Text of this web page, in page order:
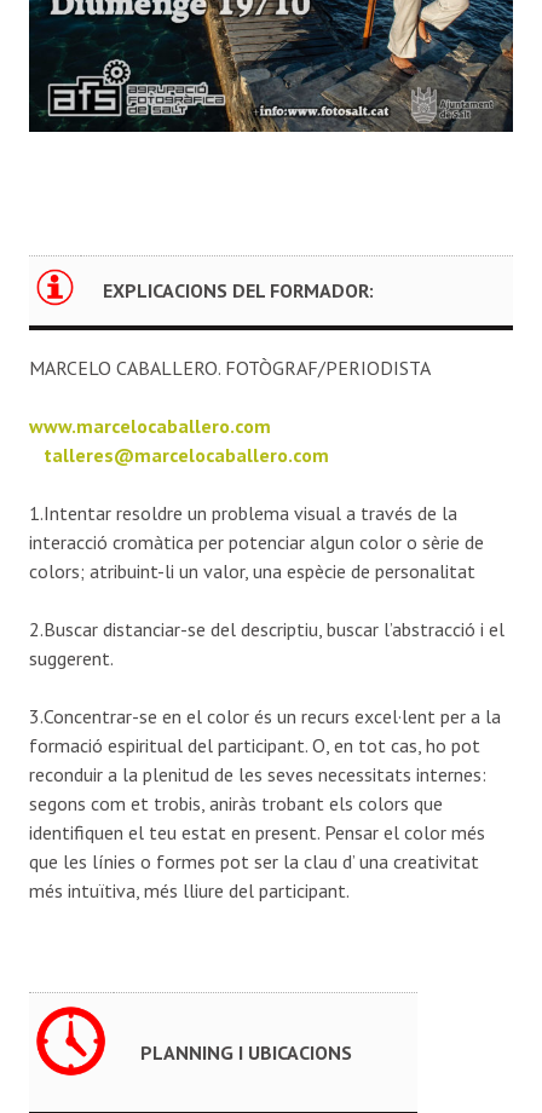
EXPLICACIONS DEL FORMADOR:
MARCELO CABALLERO. FOTÒGRAF/PERIODISTA
www.marcelocaballero.com
talleres@marcelocaballero.com
1.Intentar resoldre un problema visual a través de la
interacció cromàtica per potenciar algun color o sèrie de
colors; atribuint-li un valor, una espècie de personalitat
2.Buscar distanciar-se del descriptiu, buscar l’abstracció i el
suggerent.
3.Concentrar-se en el color és un recurs excel·lent per a la
formació espiritual del participant. O, en tot cas, ho pot
reconduir a la plenitud de les seves necessitats internes:
segons com et trobis, aniràs trobant els colors que
identifiquen el teu estat en present. Pensar el color més
que les línies o formes pot ser la clau d’ una creativitat
més intuïtiva, més lliure del participant.
PLANNING I UBICACIONS